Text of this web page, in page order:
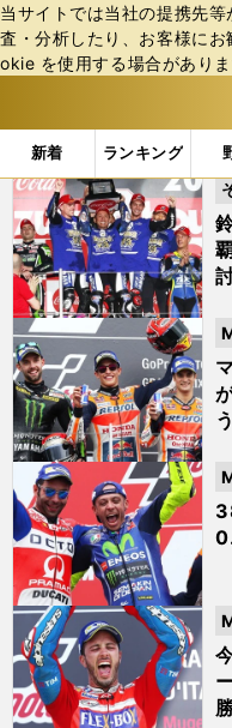
当サイトでは当社の提携先
査・分析したり、お客様に
okie を使⽤する場合があり
新着 ランキング
b
ス
ポ
ル
テ
ィ
ー
バ
「#ヤマハ」の最新
う